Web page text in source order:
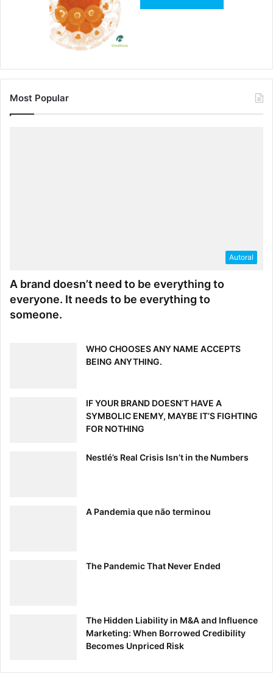
Most Popular
Autoral
A brand doesn’t need to be everything to
everyone. It needs to be everything to
someone.
WHO CHOOSES ANY NAME ACCEPTS
BEING ANYTHING.
IF YOUR BRAND DOESN’T HAVE A
SYMBOLIC ENEMY, MAYBE IT’S FIGHTING
FOR NOTHING
Nestlé’s Real Crisis Isn’t in the Numbers
A Pandemia que não terminou
The Pandemic That Never Ended
The Hidden Liability in M&A and Influence
Marketing: When Borrowed Credibility
Becomes Unpriced Risk